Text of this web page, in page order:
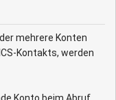
mehrere Konten
Kontakts, werden